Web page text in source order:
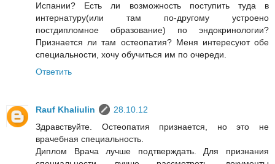
Испании? Есть ли возможность поступить туда в
интернатуру(или там по-другому устроено
постдипломное образование) по эндокринологии?
Признается ли там остеопатия? Меня интересуют обе
специальности, хочу обучиться им по очереди.
Ответить
Rauf Khaliulin
28.10.12
Здравствуйте. Остеопатия признается, но это не
врачебная специальность.
Диплом Врача лучше подтверждать. Для признания